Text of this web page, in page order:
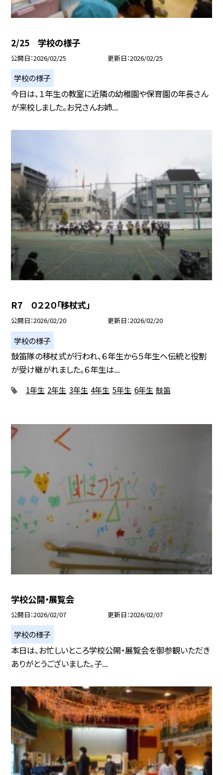
2/25 学校の様子
公開日 2026/02/25 更新日 2026/02/25
学校の様子
今日は、１年生の教室に近隣の幼稚園や保育園の年長さん
が来校しました。お兄さんお姉...
R7 ０２２０「移杖式」
公開日 2026/02/20 更新日 2026/02/20
学校の様子
鼓笛隊の移杖式が行われ、６年生から５年生へ伝統と役割
が受け継がれました。６年生は...
1年生 2年生 3年生 4年生 5年生 6年生 鼓笛
学校公開・展覧会
公開日 2026/02/07 更新日 2026/02/07
学校の様子
本日は、お忙しいところ学校公開・展覧会を御参観いただき
ありがとうございました。子...